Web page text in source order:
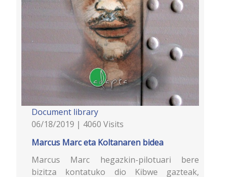
Document library
06/18/2019 | 4060 Visits
Marcus Marc eta Koltanaren bidea
Marcus Marc hegazkin-pilotuari bere
bizitza kontatuko dio Kibwe gazteak,